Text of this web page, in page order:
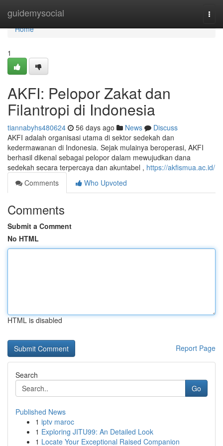
guidemysocial
Home
Home
1
AKFI: Pelopor Zakat dan
Filantropi di Indonesia
tiannabyhs480624 56 days ago News
Discuss
AKFI adalah organisasi utama di sektor sedekah dan
kedermawanan di Indonesia. Sejak mulainya beroperasi, AKFI
berhasil dikenal sebagai pelopor dalam mewujudkan dana
sedekah secara terpercaya dan akuntabel , https://akfismua.ac.id/
Comments
Who Upvoted
Comments
Submit a Comment
No HTML
HTML is disabled
Report Page
Search
Go
Published News
1 iptv maroc
1 Exploring JITU99: An Detailed Look
1 Locate Your Exceptional Raised Companion